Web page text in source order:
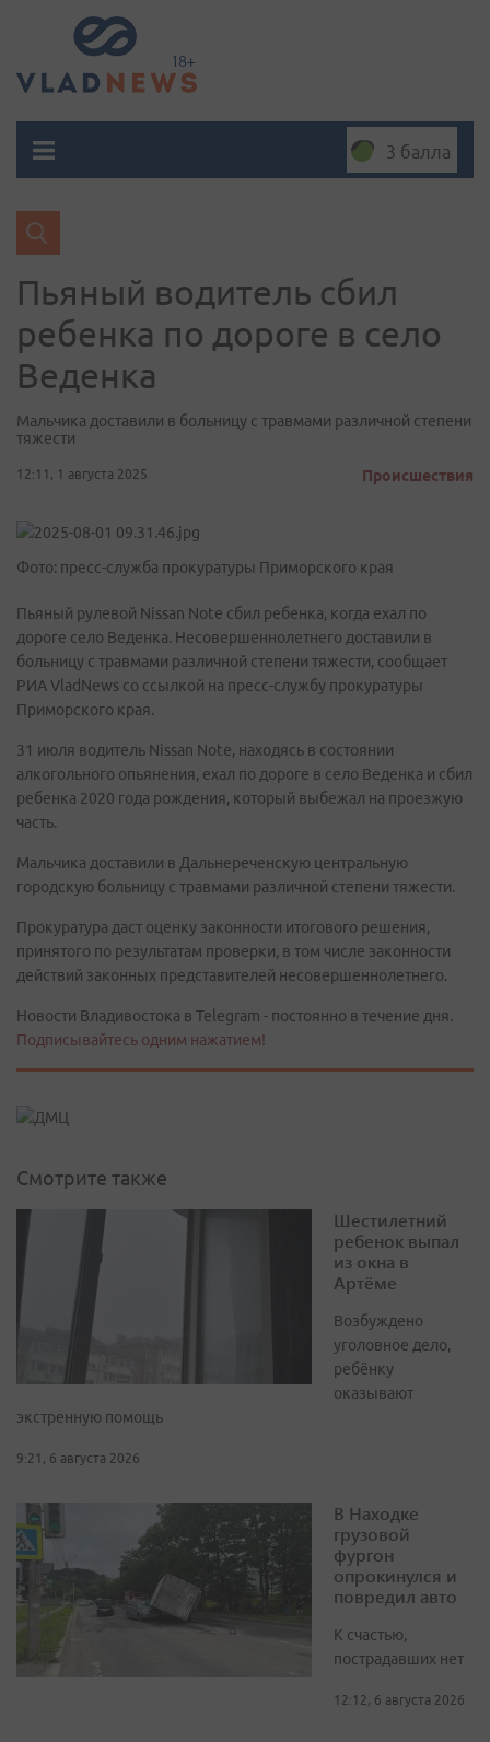
3 балла
Пьяный водитель сбил
ребенка по дороге в село
Веденка
Мальчика доставили в больницу с травмами различной степени
тяжести
12:11, 1 августа 2025 Происшествия
Фото: пресс-служба прокуратуры Приморского края
Пьяный рулевой Nissan Note сбил ребенка, когда ехал по
дороге село Веденка. Несовершеннолетнего доставили в
больницу с травмами различной степени тяжести, сообщает
РИА VladNews со ссылкой на пресс-службу прокуратуры
Приморского края.
31 июля водитель Nissan Note, находясь в состоянии
алкогольного опьянения, ехал по дороге в село Веденка и сбил
ребенка 2020 года рождения, который выбежал на проезжую
часть.
Мальчика доставили в Дальнереченскую центральную
городскую больницу с травмами различной степени тяжести.
Прокуратура даст оценку законности итогового решения,
принятого по результатам проверки, в том числе законности
действий законных представителей несовершеннолетнего.
Новости Владивостока в Telegram - постоянно в течение дня.
Подписывайтесь одним нажатием!
Смотрите также
Шестилетний
ребенок выпал
из окна в
Артёме
Возбуждено
уголовное дело,
ребёнку
оказывают
экстренную помощь
9:21, 6 августа 2026
В Находке
грузовой
фургон
опрокинулся и
повредил авто
К счастью,
пострадавших нет
12:12, 6 августа 2026